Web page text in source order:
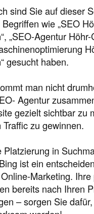
sind Sie auf dieser
wie „SEO
„SEO-Agentur
gesucht haben.
man nicht
Agentur
gezielt sichtbar zu
zu gewinnen.
Platzierung in
ist ein
Marketing. Ihre
bereits nach Ihren
– sorgen Sie